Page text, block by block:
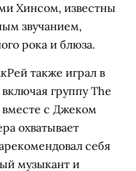
Хинсом, известны
звучанием,
рока и блюза.
также играл в
группу The
вместе с Джеком
охватывает
себя
музыкант и